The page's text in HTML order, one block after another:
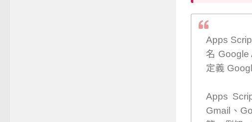
Apps
名 Google
定義
Apps
Gmail、